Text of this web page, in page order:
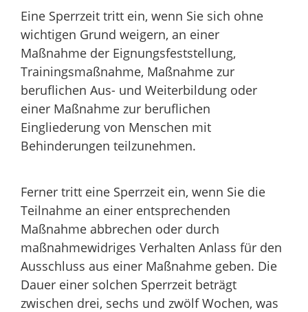
Eine Sperrzeit tritt ein, wenn Sie sich ohne
wichtigen Grund weigern, an einer
Maßnahme der Eignungsfeststellung,
Trainingsmaßnahme, Maßnahme zur
beruflichen Aus- und Weiterbildung oder
einer Maßnahme zur beruflichen
Eingliederung von Menschen mit
Behinderungen teilzunehmen.
Ferner tritt eine Sperrzeit ein, wenn Sie die
Teilnahme an einer entsprechenden
Maßnahme abbrechen oder durch
maßnahmewidriges Verhalten Anlass für den
Ausschluss aus einer Maßnahme geben. Die
Dauer einer solchen Sperrzeit beträgt
zwischen drei, sechs und zwölf Wochen, was